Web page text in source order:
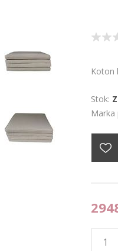
Koton
Stok:
Marka